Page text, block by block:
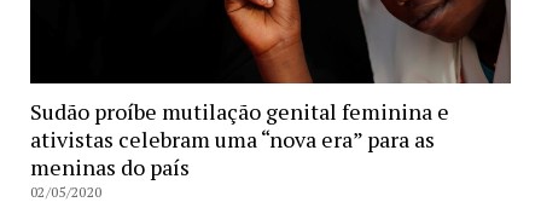
Sudão proíbe mutilação genital feminina e
ativistas celebram uma “nova era” para as
meninas do país
02/05/2020